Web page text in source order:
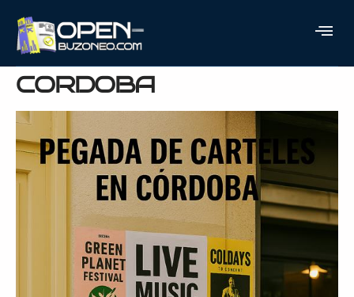
EMPRESA DE PEGADA
DE CARTELES EN
CORDOBA